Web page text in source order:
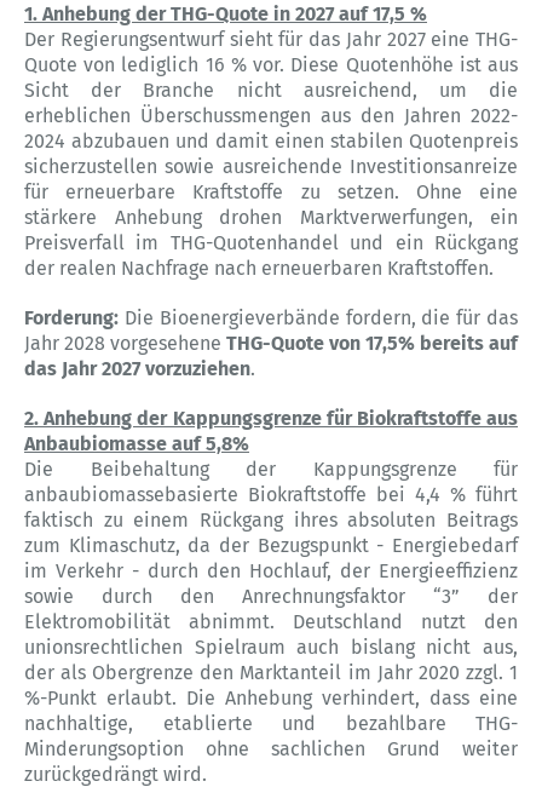
1. Anhebung der THG-Quote in 2027 auf 17,5 %
Der Regierungsentwurf sieht für das Jahr 2027 eine THG-
Quote von lediglich 16 % vor. Diese Quotenhöhe ist aus
Sicht der Branche nicht ausreichend, um die
erheblichen Überschussmengen aus den Jahren 2022-
2024 abzubauen und damit einen stabilen Quotenpreis
sicherzustellen sowie ausreichende Investitionsanreize
für erneuerbare Kraftstoffe zu setzen. Ohne eine
stärkere Anhebung drohen Marktverwerfungen, ein
Preisverfall im THG-Quotenhandel und ein Rückgang
der realen Nachfrage nach erneuerbaren Kraftstoffen.
Forderung: Die Bioenergieverbände fordern, die für das
Jahr 2028 vorgesehene THG-Quote von 17,5% bereits auf
das Jahr 2027 vorzuziehen.
2. Anhebung der Kappungsgrenze für Biokraftstoffe aus
Anbaubiomasse auf 5,8%
Die Beibehaltung der Kappungsgrenze für
anbaubiomassebasierte Biokraftstoffe bei 4,4 % führt
faktisch zu einem Rückgang ihres absoluten Beitrags
zum Klimaschutz, da der Bezugspunkt - Energiebedarf
im Verkehr - durch den Hochlauf, der Energieeffizienz
sowie durch den Anrechnungsfaktor “3” der
Elektromobilität abnimmt. Deutschland nutzt den
unionsrechtlichen Spielraum auch bislang nicht aus,
der als Obergrenze den Marktanteil im Jahr 2020 zzgl. 1
%-Punkt erlaubt. Die Anhebung verhindert, dass eine
nachhaltige, etablierte und bezahlbare THG-
Minderungsoption ohne sachlichen Grund weiter
zurückgedrängt wird.